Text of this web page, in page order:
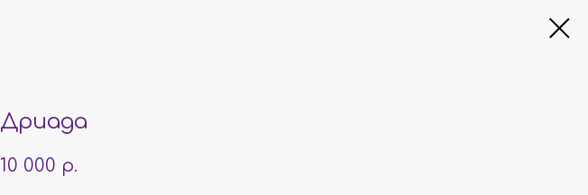
Дриада
10 000 р.